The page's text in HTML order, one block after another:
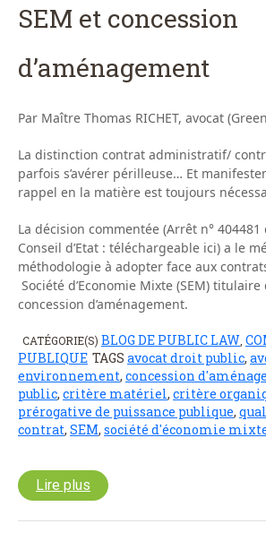
SEM et concession
d’aménagement
Par Maître Thomas RICHET, avocat
La distinction contrat administratif/
parfois s’avérer périlleuse… Et
rappel en la matière est toujours
La décision commentée (Arrêt n°
Conseil d’Etat : téléchargeable ici) a le
méthodologie à adopter face aux
Société d’Economie Mixte (SEM)
concession d’aménagement.
CATÉGORIE(S) BLOG DE PUBLIC LAW
PUBLIQUE TAGS avocat droit public,
environnement, concession
public, critère matériel, critère
prérogative de puissance publique,
contrat, SEM, société d'économie
Lire plus